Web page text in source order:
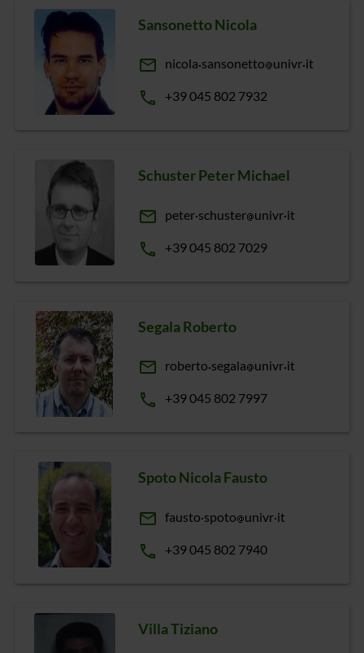
Sansonetto Nicola
email nicola sansonetto univr it
phone +39 045 802 7932
Schuster Peter Michael
email peter schuster univr it
phone +39 045 802 7029
Segala Roberto
email roberto segala univr it
phone +39 045 802 7997
Spoto Nicola Fausto
email fausto spoto univr it
phone +39 045 802 7940
Villa Tiziano